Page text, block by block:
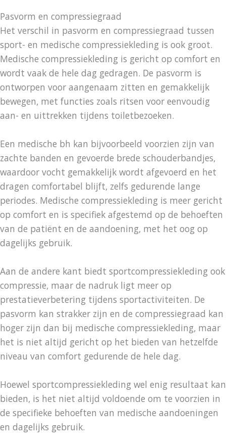
Pasvorm en compressiegraad
Het verschil in pasvorm en compressiegraad tussen
sport- en medische compressiekleding is ook groot.
Medische compressiekleding is gericht op comfort en
wordt vaak de hele dag gedragen. De pasvorm is
ontworpen voor aangenaam zitten en gemakkelijk
bewegen, met functies zoals ritsen voor eenvoudig
aan- en uittrekken tijdens toiletbezoeken.
Een medische bh kan bijvoorbeeld voorzien zijn van
zachte banden en gevoerde brede schouderbandjes,
waardoor vocht gemakkelijk wordt afgevoerd en het
dragen comfortabel blijft, zelfs gedurende lange
periodes. Medische compressiekleding is meer gericht
op comfort en is specifiek afgestemd op de behoeften
van de patiënt en de aandoening, met het oog op
dagelijks gebruik.
Aan de andere kant biedt sportcompressiekleding ook
compressie, maar de nadruk ligt meer op
prestatieverbetering tijdens sportactiviteiten. De
pasvorm kan strakker zijn en de compressiegraad kan
hoger zijn dan bij medische compressiekleding, maar
het is niet altijd gericht op het bieden van hetzelfde
niveau van comfort gedurende de hele dag.
Hoewel sportcompressiekleding wel enig resultaat kan
bieden, is het niet altijd voldoende om te voorzien in
de specifieke behoeften van medische aandoeningen
en dagelijks gebruik.